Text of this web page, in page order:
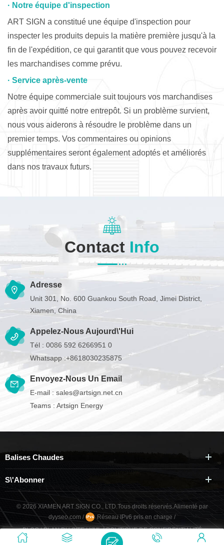
· Notre équipe d'inspection
ART SIGN a constitué une équipe d'inspection pour
inspecter les produits depuis la matière première jusqu'à la
fin de l'expédition, ce qui garantit que vous pouvez recevoir
les marchandises comme prévu.
· Service après-vente
Notre équipe commerciale suit toujours vos marchandises
après avoir quitté notre entrepôt. Si un problème survient,
nous vous aiderons à résoudre le problème dans un
premier temps. Vos commentaires ou opinions
supplémentaires seront également adoptés et améliorés
dans nos travaux futurs.
Contact Info
Adresse
Unit 301, No. 600 Guankou South Road, Jimei District,
Xiamen, China
Appelez-Nous Aujourd\'hui
Tél : 0086 592 6266951 0
Whatsapp :+8618030235875
Envoyez-Nous Un Email
E-mail : sales@artsign.net.cn
Teams : Artsign Energy
Balises Chaudes
S\'abonner
© 2026 XIAMEN ART SIGN CO., LTD.Tous droits réservés. Alimenté par
dyyseo.com / Réseau IPv6 pris en charge /
BLOG|PLAN DU SITE|XML|POLITIQUE DE CONFIDENTIALITÉ